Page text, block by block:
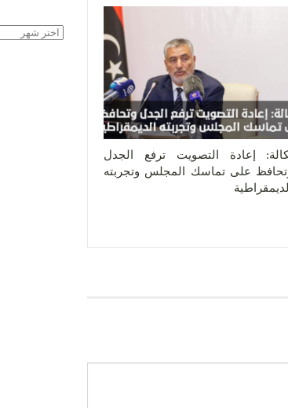
إعادة التصويت ترفع الجدل
على تماسك المجلس وتجربته
الديمقراطية
الأرشيف